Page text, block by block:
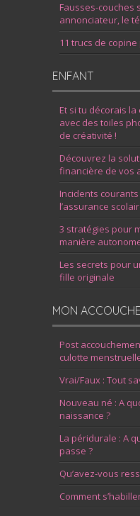
Fausses-couches
annonciateur, le
11 trucs de
ENFANT
Et si tu décorais
avec des toiles
de créativité !
Découvrez la
financière de vos
Incidents courants
l’assurance
3 stratégies pour
manière
Les secrets pour
fille originale
MON
Post
culotte
Vrai/Faux : Tout
Nouveau né : A
naissance ?
La péridurale : A
passe ?
Qu’avez-vous
Comment